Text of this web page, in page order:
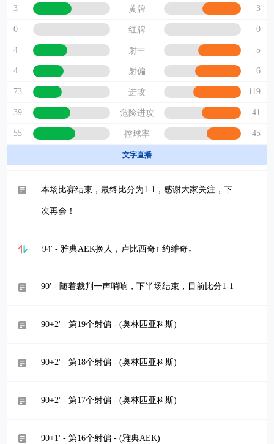
3 黄牌 3
0 红牌 0
4 射中 5
4 射偏 6
73 进攻 119
39 危险进攻 41
55 控球率 45
文字直播
本场比赛结束，最终比分为1-1，感谢大家关注，下
次再会！
94' - 雅典AEK换人，卢比西奇↑ 约维奇↓
90' - 随着裁判一声哨响，下半场结束，目前比分1-1
90+2' - 第19个射偏 - (奥林匹亚科斯)
90+2' - 第18个射偏 - (奥林匹亚科斯)
90+2' - 第17个射偏 - (奥林匹亚科斯)
90+1' - 第16个射偏 - (雅典AEK)